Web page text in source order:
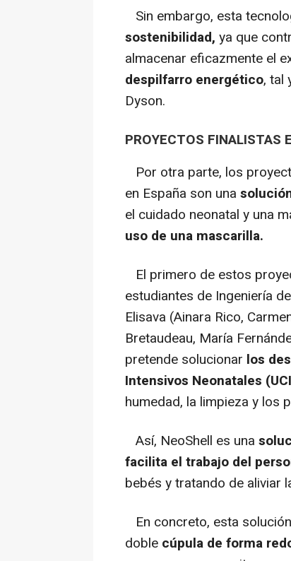
Sin embargo, esta
sostenibilidad, ya que
almacenar eficazmente el
despilfarro energético, tal
Dyson.
PROYECTOS FINALISTAS
Por otra parte, los
en España son una
el cuidado neonatal y una
uso de una mascarilla.
El primero de estos
estudiantes de Ingeniería
Elisava (Ainara Rico,
Bretaudeau, María
pretende solucionar los
Intensivos Neonatales
humedad, la limpieza y los
Así, NeoShell es una
facilita el trabajo del
bebés y tratando de aliviar
En concreto, esta
doble cúpula de forma